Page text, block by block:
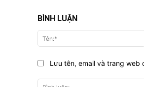
BÌNH LUẬN
Lưu tên, email và trang web